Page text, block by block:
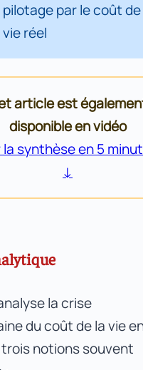
pilotage par le coût de
vie réel
article est
disponible en vidéo
la synthèse en 5
↓
la crise
du coût de la vie
notions souvent